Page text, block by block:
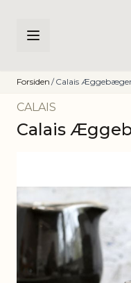
Forsiden / Calais
CALAIS
Calais